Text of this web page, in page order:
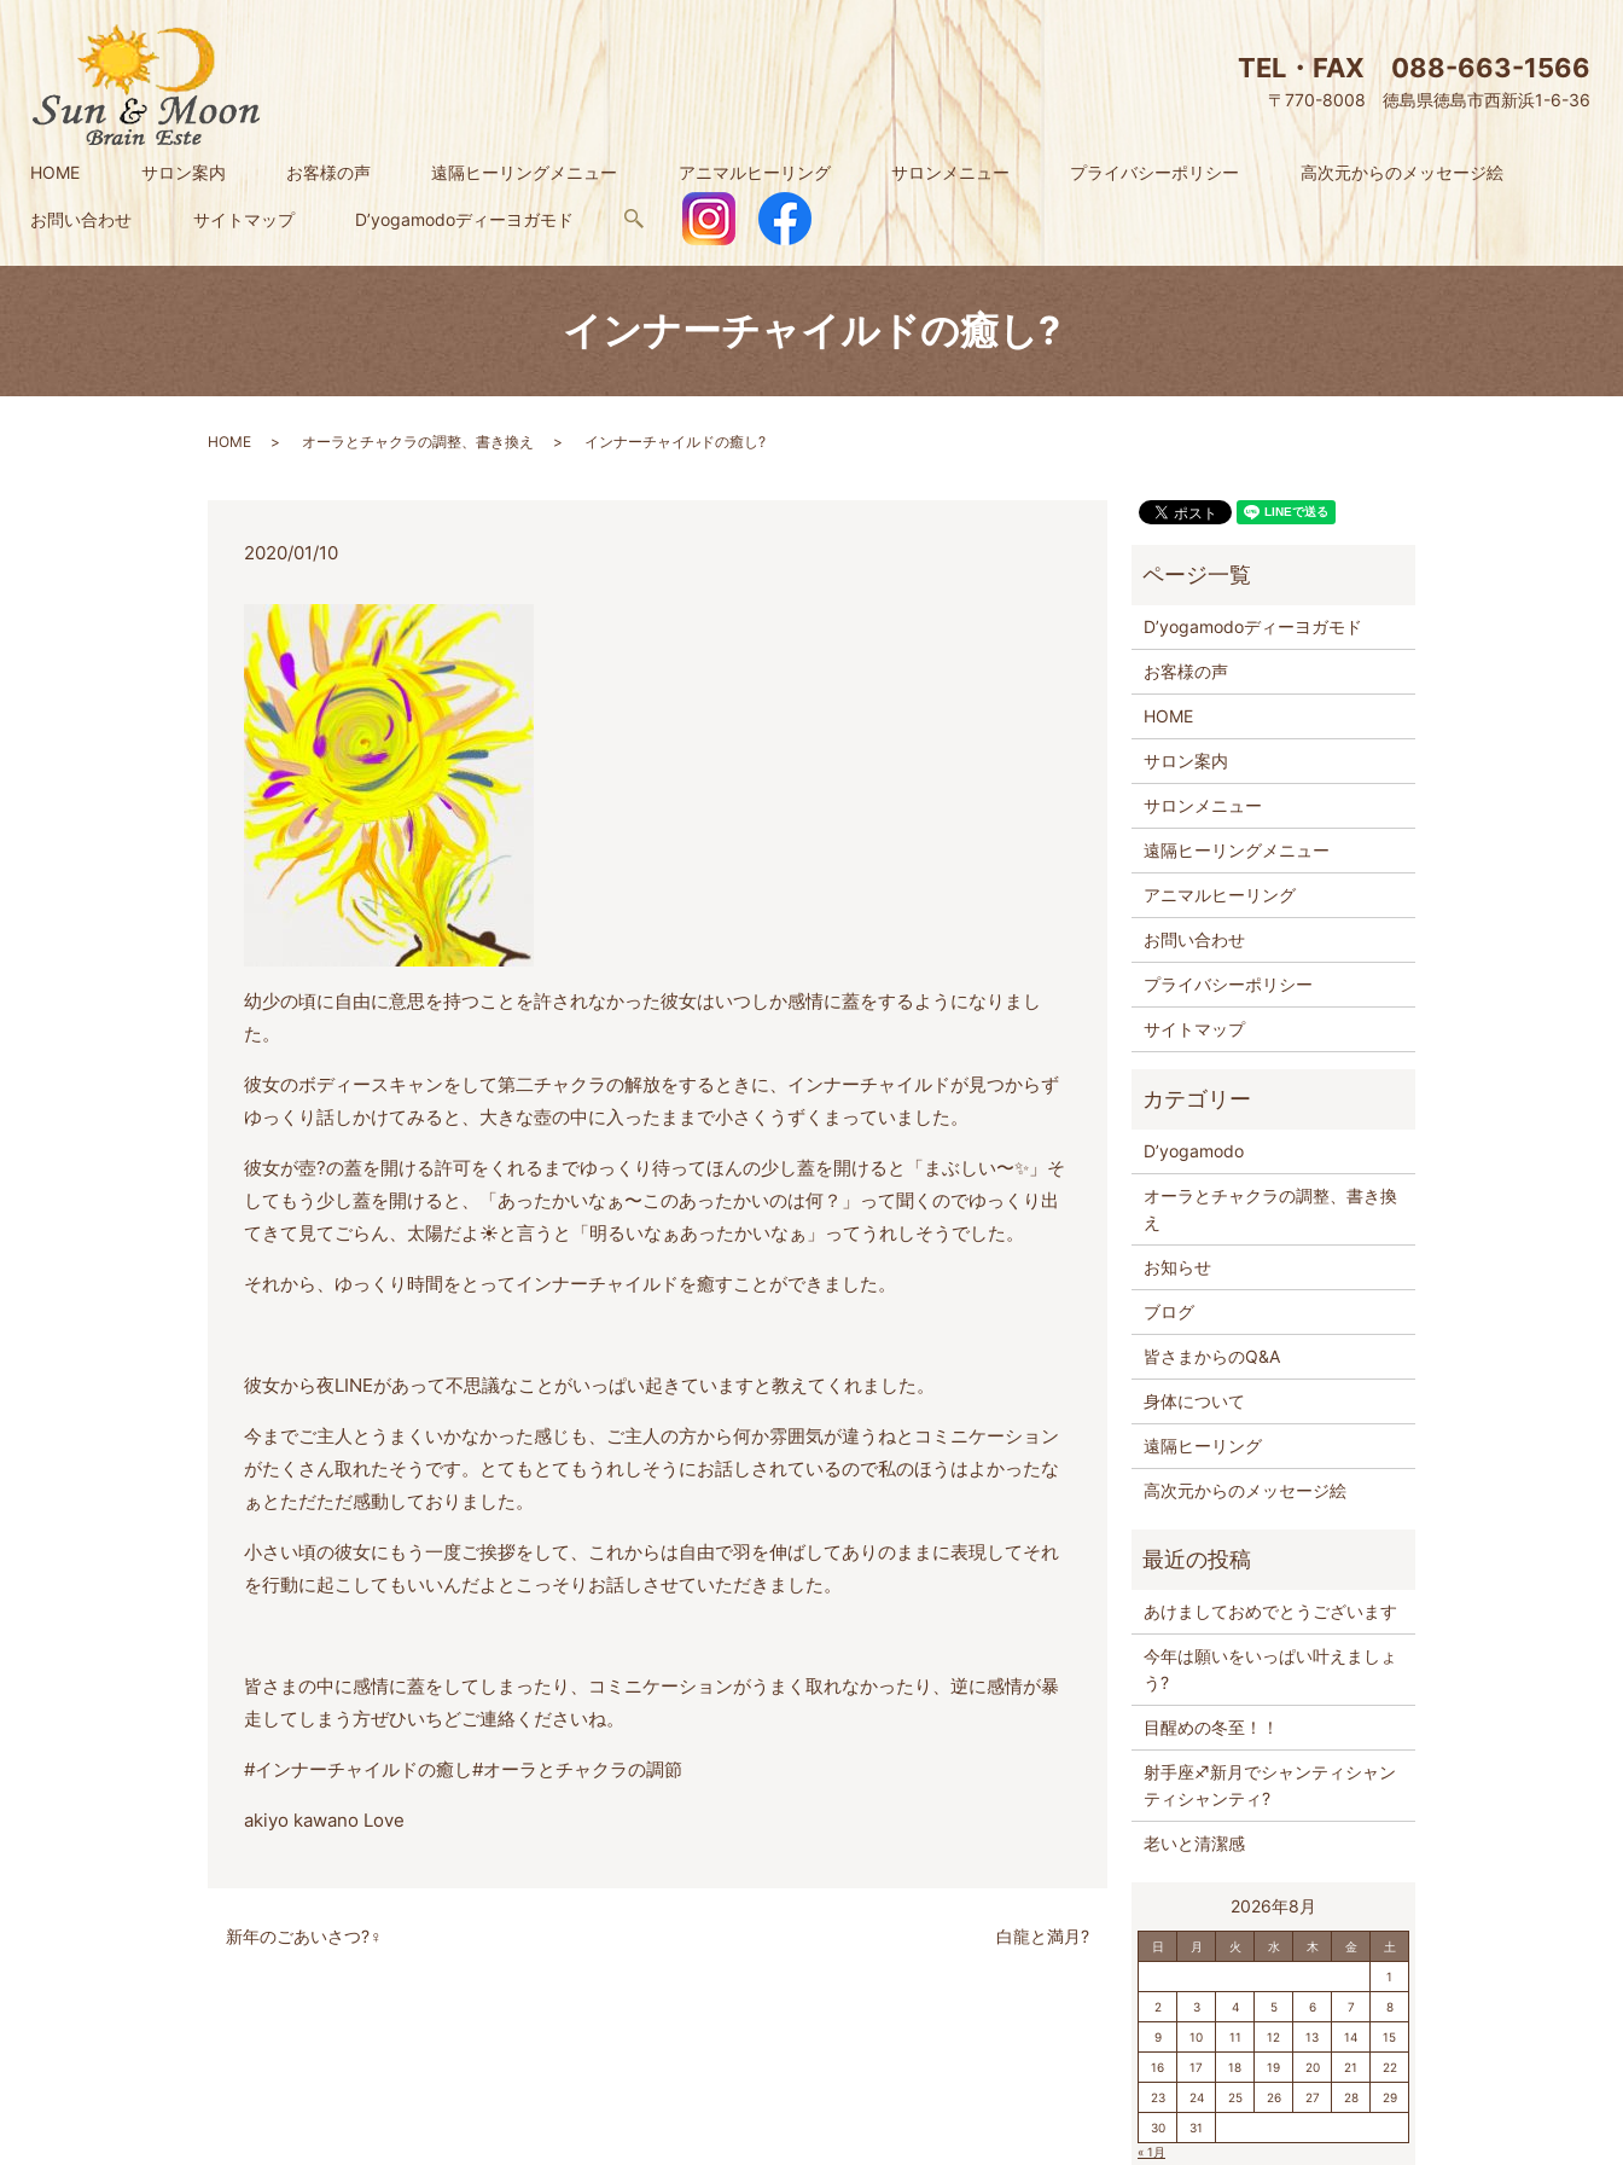
TEL・FAX 088-663-1566
〒770-8008 徳島県徳島市西新浜1-6-36
HOME サロン案内 お客様の声 遠隔ヒーリングメニュー アニマルヒーリング サロンメニュー プライバシーポリシー 高次元からのメッセージ絵
お問い合わせ サイトマップ D’yogamodoディーヨガモド search
インナーチャイルドの癒し?
HOME オーラとチャクラの調整、書き換え インナーチャイルドの癒し?
2020/01/10
幼少の頃に自由に意思を持つことを許されなかった彼女はいつしか感情に蓋をするようになりまし
た。
彼女のボディースキャンをして第二チャクラの解放をするときに、インナーチャイルドが見つからず
ゆっくり話しかけてみると、大きな壺の中に入ったままで小さくうずくまっていました。
彼女が壺?の蓋を開ける許可をくれるまでゆっくり待ってほんの少し蓋を開けると「まぶしい〜✨」そ
してもう少し蓋を開けると、「あったかいなぁ〜このあったかいのは何？」って聞くのでゆっくり出
てきて見てごらん、太陽だよ☀️と言うと「明るいなぁあったかいなぁ」ってうれしそうでした。
それから、ゆっくり時間をとってインナーチャイルドを癒すことができました。
彼女から夜LINEがあって不思議なことがいっぱい起きていますと教えてくれました。
今までご主人とうまくいかなかった感じも、ご主人の方から何か雰囲気が違うねとコミニケーション
がたくさん取れたそうです。とてもとてもうれしそうにお話しされているので私のほうはよかったな
ぁとただただ感動しておりました。
小さい頃の彼女にもう一度ご挨拶をして、これからは自由で羽を伸ばしてありのままに表現してそれ
を行動に起こしてもいいんだよとこっそりお話しさせていただきました。
皆さまの中に感情に蓋をしてしまったり、コミニケーションがうまく取れなかったり、逆に感情が暴
走してしまう方ぜひいちどご連絡くださいね。
#インナーチャイルドの癒し#オーラとチャクラの調節
akiyo kawano Love
新年のごあいさつ?‍♀️ 白龍と満月?
D’yogamodoディーヨガモド
お客様の声
HOME
サロン案内
サロンメニュー
遠隔ヒーリングメニュー
アニマルヒーリング
お問い合わせ
プライバシーポリシー
サイトマップ
D’yogamodo
オーラとチャクラの調整、書き換
え
お知らせ
ブログ
皆さまからのQ&A
身体について
遠隔ヒーリング
高次元からのメッセージ絵
あけましておめでとうございます
今年は願いをいっぱい叶えましょ
う?
目醒めの冬至！！
射手座♐️新月でシャンティシャン
ティシャンティ?
老いと清潔感
2026年8月
日 月 火 水 木 金 土
1
2 3 4 5 6 7 8
9 10 11 12 13 14 15
16 17 18 19 20 21 22
23 24 25 26 27 28 29
30
31
« 1月